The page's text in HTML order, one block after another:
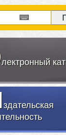
лектронный
здательская